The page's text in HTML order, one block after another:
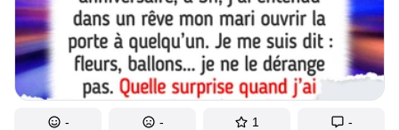
- - 1 -
Admiration
Animaux
Photographie